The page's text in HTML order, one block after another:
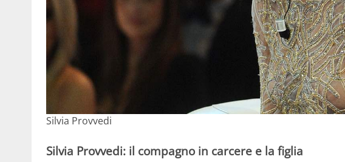
Silvia Provvedi
Silvia Provvedi: il compagno in carcere e la figlia